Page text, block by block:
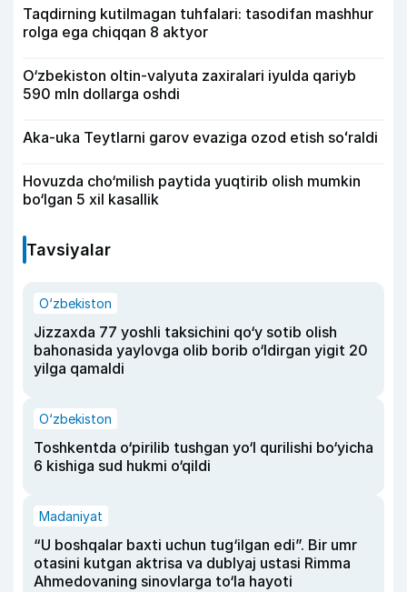
Taqdirning kutilmagan tuhfalari: tasodifan mashhur
rolga ega chiqqan 8 aktyor
O‘zbekiston oltin-valyuta zaxiralari iyulda qariyb
590 mln dollarga oshdi
Aka-uka Teytlarni garov evaziga ozod etish soʻraldi
Hovuzda cho‘milish paytida yuqtirib olish mumkin
bo‘lgan 5 xil kasallik
Tavsiyalar
O‘zbekiston
Jizzaxda 77 yoshli taksichini qo‘y sotib olish
bahonasida yaylovga olib borib o‘ldirgan yigit 20
yilga qamaldi
O‘zbekiston
Toshkentda o‘pirilib tushgan yo‘l qurilishi bo‘yicha
6 kishiga sud hukmi o‘qildi
Madaniyat
“U boshqalar baxti uchun tug‘ilgan edi”. Bir umr
otasini kutgan aktrisa va dublyaj ustasi Rimma
Ahmedovaning sinovlarga to‘la hayoti